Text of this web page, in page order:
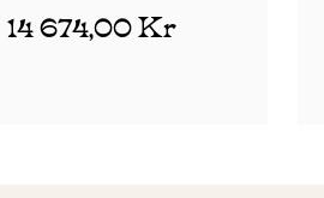
14 674,00 Kr